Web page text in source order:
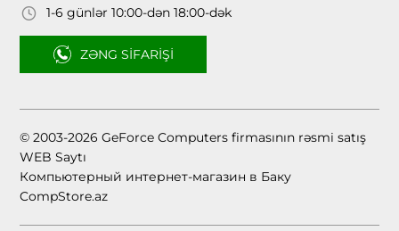
1-6 günlər 10:00-dən 18:00-dək
ZƏNG SIFARIŞI
© 2003-2026 GeForce Computers firmasının rəsmi satış
WEB Saytı
Компьютерный интернет-магазин в Баку
CompStore.az